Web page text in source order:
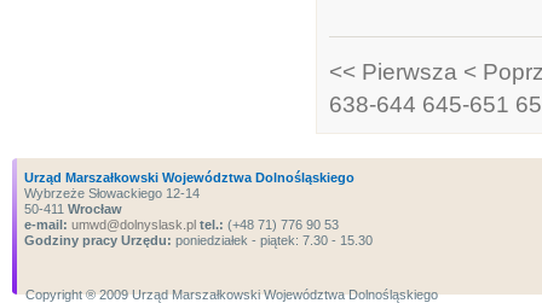
<< Pierwsza <
638-644 645-651
Urząd Marszałkowski Województwa Dolnośląskiego
Wybrzeże Słowackiego 12-14
50-411 Wrocław
e-mail: umwd@dolnyslask.pl tel.: (+48 71) 776 90 53
Godziny pracy Urzędu: poniedziałek - piątek: 7.30 - 15.30
Copyright ® 2009 Urząd Marszałkowski Województwa Dolnośląskiego